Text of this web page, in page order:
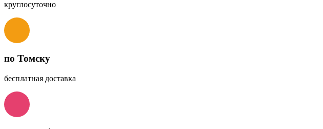
круглосуточно
по Томску
бесплатная доставка